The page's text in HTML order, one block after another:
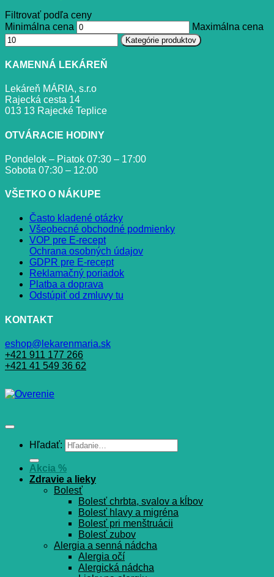
Filtrovať podľa ceny
Minimálna cena
Maximálna cena
Kategórie produktov
KAMENNÁ LEKÁREŇ
Lekáreň MÁRIA, s.r.o
Rajecká cesta 14
013 13 Rajecké Teplice
OTVÁRACIE HODINY
Pondelok – Piatok 07:30 – 17:00
Sobota 07:30 – 12:00
VŠETKO O NÁKUPE
Často kladené otázky
Všeobecné obchodné podmienky
VOP pre E-recept
Ochrana osobných údajov
GDPR pre E-recept
Reklamačný poriadok
Platba a doprava
Odstúpiť od zmluvy tu
KONTAKT
eshop@lekarenmaria.sk
+421 911 177 266
+421 41 549 36 62
Hľadať:
Akcia %
Zdravie a lieky
Bolesť
Bolesť chrbta, svalov a kĺbov
Bolesť hlavy a migréna
Bolesť pri menštruácii
Bolesť zubov
Alergia a senná nádcha
Alergia očí
Alergická nádcha